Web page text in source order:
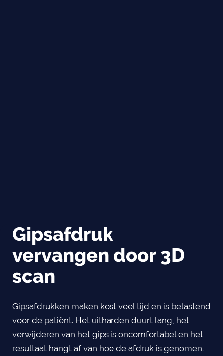
Gipsafdruk
vervangen door 3D
scan
Gipsafdrukken maken kost veel tijd en is belastend
voor de patiënt. Het uitharden duurt lang, het
verwijderen van het gips is oncomfortabel en het
resultaat hangt af van hoe de afdruk is genomen.